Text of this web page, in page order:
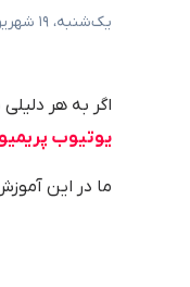
یک‌شنبه، ۱۹ شهریور ۱۴۰۲
اگر به هر
یوتیوب
ما در این